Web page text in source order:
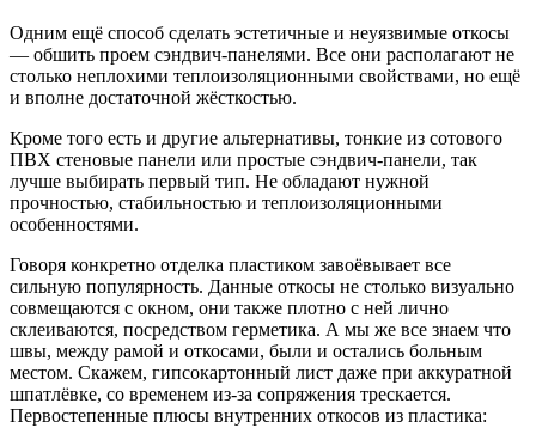
Одним ещё способ сделать эстетичные и неуязвимые откосы
— обшить проем сэндвич-панелями. Все они располагают не
столько неплохими теплоизоляционными свойствами, но ещё
и вполне достаточной жёсткостью.
Кроме того есть и другие альтернативы, тонкие из сотового
ПВХ стеновые панели или простые сэндвич-панели, так
лучше выбирать первый тип. Не обладают нужной
прочностью, стабильностью и теплоизоляционными
особенностями.
Говоря конкретно отделка пластиком завоёвывает все
сильную популярность. Данные откосы не столько визуально
совмещаются с окном, они также плотно с ней лично
склеиваются, посредством герметика. А мы же все знаем что
швы, между рамой и откосами, были и остались больным
местом. Скажем, гипсокартонный лист даже при аккуратной
шпатлёвке, со временем из-за сопряжения трескается.
Первостепенные плюсы внутренних откосов из пластика: